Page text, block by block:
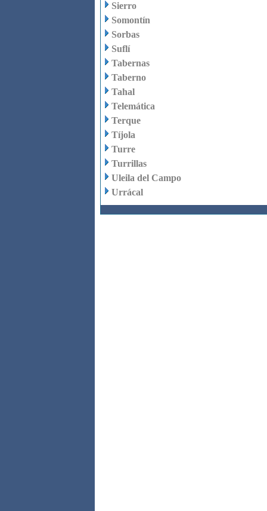
Sierro
Somontín
Sorbas
Suflí
Tabernas
Taberno
Tahal
Telemática
Terque
Tíjola
Turre
Turrillas
Uleila del Campo
Urrácal